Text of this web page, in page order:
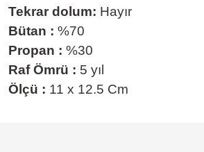
Tekrar dolum: Hayır
Bütan : %70
Propan : %30
Raf Ömrü : 5 yıl
Ölçü : 11 x 12.5 Cm